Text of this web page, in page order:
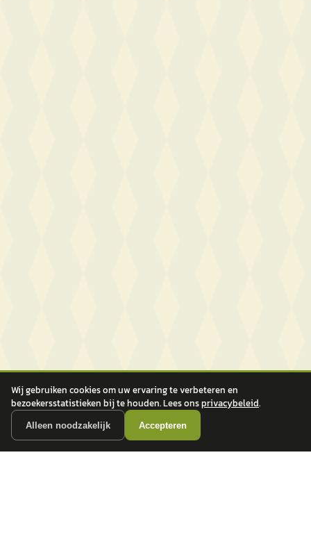
Wij gebruiken cookies om uw ervaring te verbeteren en
bezoekersstatistieken bij te houden. Lees onsprivacybeleid.
Alleen noodzakelijk Accepteren